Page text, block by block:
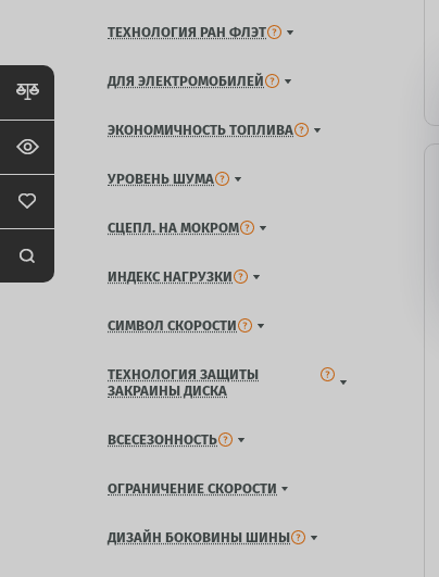
ТЕХНОЛОГИЯ РАН ФЛЭТ
ДЛЯ ЭЛЕКТРОМОБИЛЕЙ
ЭКОНОМИЧНОСТЬ ТОПЛИВА
УРОВЕНЬ ШУМА
СЦЕПЛ. НА МОКРОМ
ИНДЕКС НАГРУЗКИ
СИМВОЛ СКОРОСТИ
ТЕХНОЛОГИЯ ЗАЩИТЫ
ЗАКРАИНЫ ДИСКА
ВСЕСЕЗОННОСТЬ
ОГРАНИЧЕНИЕ СКОРОСТИ
ДИЗАЙН БОКОВИНЫ ШИНЫ